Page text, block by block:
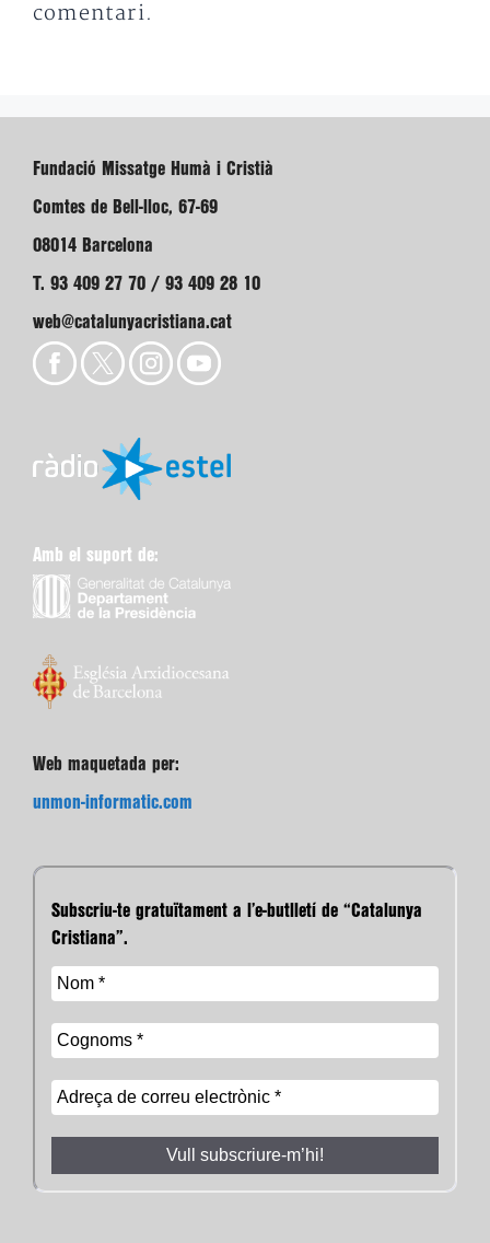
comentari.
Fundació Missatge Humà i Cristià
Comtes de Bell-lloc, 67-69
08014 Barcelona
T. 93 409 27 70 / 93 409 28 10
web@catalunyacristiana.cat
Amb el suport de:
Web maquetada per:
unmon-informatic.com
Subscriu-te gratuïtament a l’e-butlletí de “Catalunya
Cristiana”.